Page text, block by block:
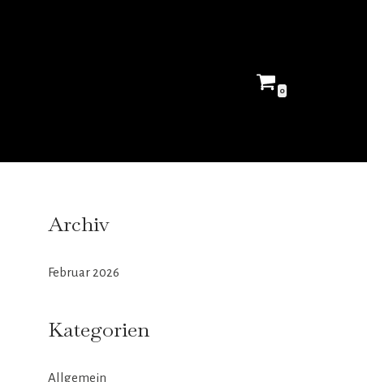
0
Archiv
Februar 2026
Kategorien
Allgemein